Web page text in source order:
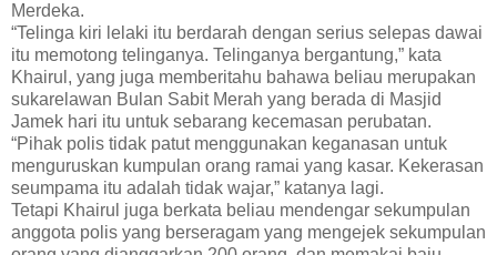
Merdeka.
“Telinga kiri lelaki itu berdarah dengan serius selepas dawai
itu memotong telinganya. Telinganya bergantung,” kata
Khairul, yang juga memberitahu bahawa beliau merupakan
sukarelawan Bulan Sabit Merah yang berada di Masjid
Jamek hari itu untuk sebarang kecemasan perubatan.
“Pihak polis tidak patut menggunakan keganasan untuk
menguruskan kumpulan orang ramai yang kasar. Kekerasan
seumpama itu adalah tidak wajar,” katanya lagi.
Tetapi Khairul juga berkata beliau mendengar sekumpulan
anggota polis yang berseragam yang mengejek sekumpulan